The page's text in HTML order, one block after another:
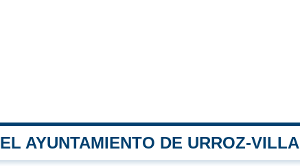
EL AYUNTAMIENTO DE URROZ-VILLA